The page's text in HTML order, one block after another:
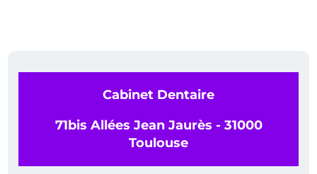
Cabinet Dentaire
71bis Allées Jean Jaurès - 31000
Toulouse